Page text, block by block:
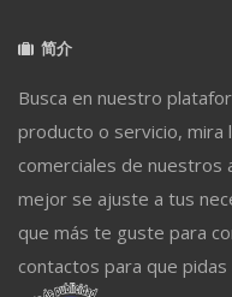
简介
Busca en nuestro
producto o servicio,
comerciales de nuestros
mejor se ajuste a tus
que más te guste para
contactos para que pidas